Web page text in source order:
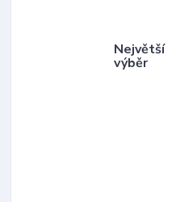
Největší
výběr